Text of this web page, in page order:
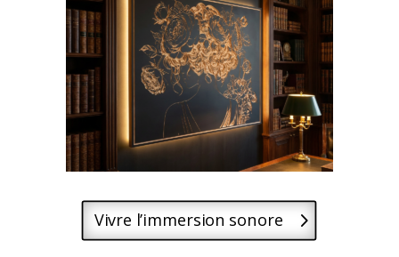
Vivre l’immersion sonore